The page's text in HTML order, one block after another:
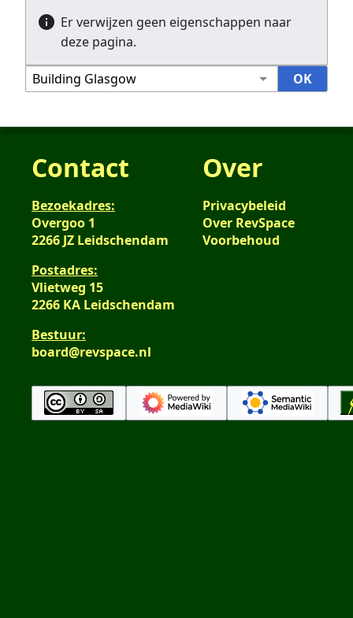
Er verwijzen geen eigenschappen naar
deze pagina.
Contact
Bezoekadres:
Overgoo 1
2266 JZ Leidschendam
Postadres:
Vlietweg 15
2266 KA Leidschendam
Bestuur:
board@revspace.nl
Over
Privacybeleid
Over RevSpace
Voorbehoud